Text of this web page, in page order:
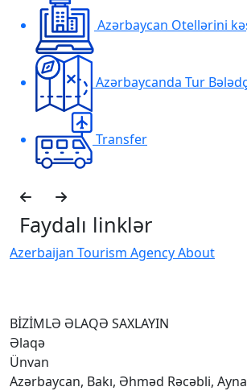
Azərbaycan Otellərini
Azərbaycanda Tur
Transfer
Faydalı linklər
Azerbaijan Tourism Agency About
BİZİMLƏ ƏLAQƏ SAXLAYIN
Əlaqə
Ünvan
Azərbaycan, Bakı, Əhməd Rəcəbli,